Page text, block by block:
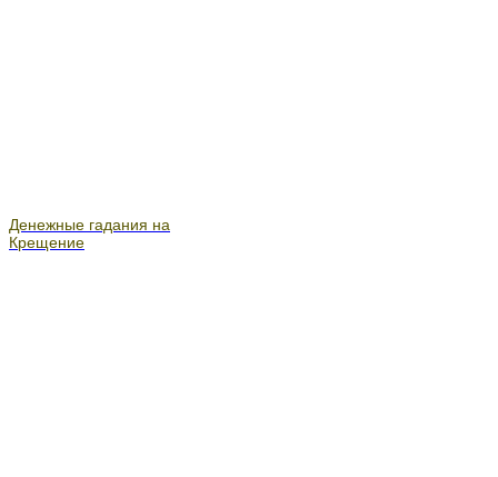
Денежные гадания на
Крещение